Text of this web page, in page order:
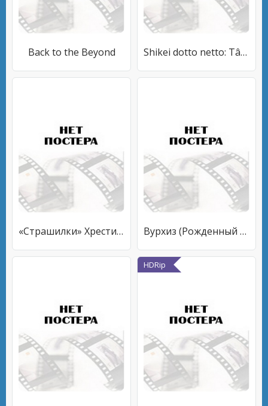
Back to the Beyond Shikei dotto netto: Tân zero
«Страшилки» Хрестинина Кирилла: №1 «Коллекторщик» Вурхиз (Рожденный в пятницу)
HDRip